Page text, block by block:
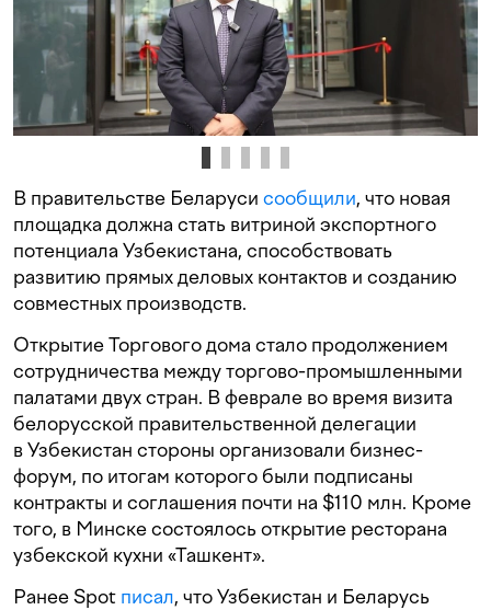
В правительстве Беларуси сообщили, что новая
площадка должна стать витриной экспортного
потенциала Узбекистана, способствовать
развитию прямых деловых контактов и созданию
совместных производств.
Открытие Торгового дома стало продолжением
сотрудничества между торгово-промышленными
палатами двух стран. В феврале во время визита
белорусской правительственной делегации
в Узбекистан стороны организовали бизнес-
форум, по итогам которого были подписаны
контракты и соглашения почти на $110 млн. Кроме
того, в Минске состоялось открытие ресторана
узбекской кухни «Ташкент».
Ранее Spot писал, что Узбекистан и Беларусь